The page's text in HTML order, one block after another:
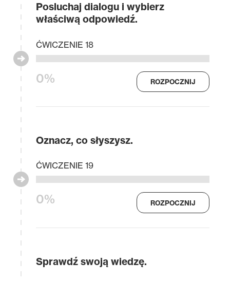
Posluchaj dialogu i wybierz
właściwą odpowiedź.
0%
ĆWICZENIE 18
ROZPOCZNIJ
Oznacz, co słyszysz.
0%
ĆWICZENIE 19
ROZPOCZNIJ
Sprawdź swoją wiedzę.